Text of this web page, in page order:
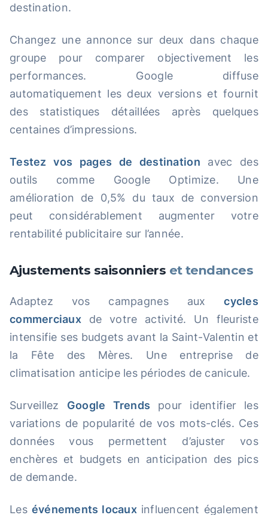
destination.
Changez une annonce sur deux dans chaque
groupe pour comparer objectivement les
performances. Google diffuse
automatiquement les deux versions et fournit
des statistiques détaillées après quelques
centaines d’impressions.
Testez vos pages de destination avec des
outils comme Google Optimize. Une
amélioration de 0,5% du taux de conversion
peut considérablement augmenter votre
rentabilité publicitaire sur l’année.
Ajustements saisonniers et tendances
Adaptez vos campagnes auxcycles
commerciauxde votre activité. Un fleuriste
intensifie ses budgets avant la Saint-Valentin et
la Fête des Mères. Une entreprise de
climatisation anticipe les périodes de canicule.
Surveillez Google Trends pour identifier les
variations de popularité de vos mots-clés. Ces
données vous permettent d’ajuster vos
enchères et budgets en anticipation des pics
de demande.
Les événements locauxinfluencent également